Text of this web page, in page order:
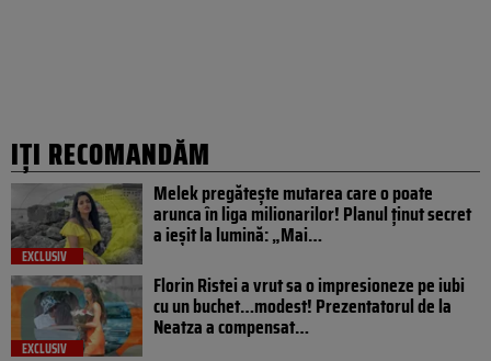
IȚI RECOMANDĂM
EXCLUSIV
Melek pregătește mutarea care o poate
arunca în liga milionarilor! Planul ținut secret
a ieșit la lumină: „Mai…
EXCLUSIV
Florin Ristei a vrut sa o impresioneze pe iubi
cu un buchet…modest! Prezentatorul de la
Neatza a compensat…